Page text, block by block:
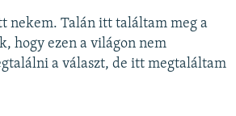
nekem. Talán itt találtam meg a
hogy ezen a világon nem
a választ, de itt megtaláltam